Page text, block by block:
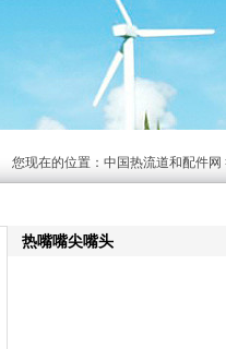
您现在的位置： 中国热流道和配件网
热嘴嘴尖嘴头